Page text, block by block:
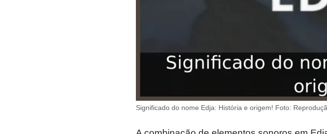
Significado do nome Edja: História e origem! Foto: